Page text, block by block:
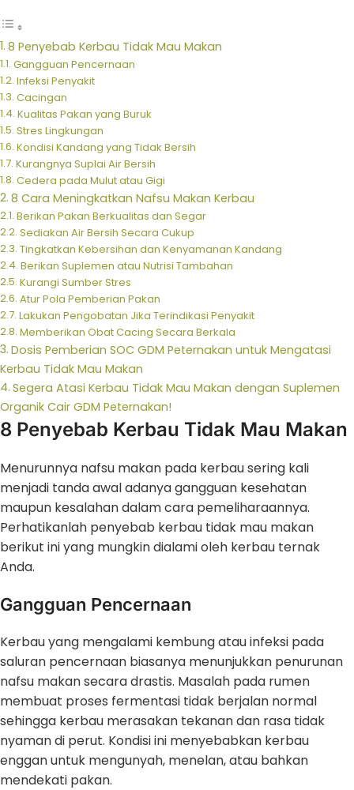
8 Penyebab Kerbau Tidak Mau Makan
Gangguan Pencernaan
Infeksi Penyakit
Cacingan
Kualitas Pakan yang Buruk
Stres Lingkungan
Kondisi Kandang yang Tidak Bersih
Kurangnya Suplai Air Bersih
Cedera pada Mulut atau Gigi
8 Cara Meningkatkan Nafsu Makan Kerbau
Berikan Pakan Berkualitas dan Segar
Sediakan Air Bersih Secara Cukup
Tingkatkan Kebersihan dan Kenyamanan Kandang
Berikan Suplemen atau Nutrisi Tambahan
Kurangi Sumber Stres
Atur Pola Pemberian Pakan
Lakukan Pengobatan Jika Terindikasi Penyakit
Memberikan Obat Cacing Secara Berkala
Dosis Pemberian SOC GDM Peternakan untuk Mengatasi
Kerbau Tidak Mau Makan
Segera Atasi Kerbau Tidak Mau Makan dengan Suplemen
Organik Cair GDM Peternakan!
8 Penyebab Kerbau Tidak Mau Makan
Menurunnya nafsu makan pada kerbau sering kali
menjadi tanda awal adanya gangguan kesehatan
maupun kesalahan dalam cara pemeliharaannya.
Perhatikanlah penyebab kerbau tidak mau makan
berikut ini yang mungkin dialami oleh kerbau ternak
Anda.
Gangguan Pencernaan
Kerbau yang mengalami kembung atau infeksi pada
saluran pencernaan biasanya menunjukkan penurunan
nafsu makan secara drastis. Masalah pada rumen
membuat proses fermentasi tidak berjalan normal
sehingga kerbau merasakan tekanan dan rasa tidak
nyaman di perut. Kondisi ini menyebabkan kerbau
enggan untuk mengunyah, menelan, atau bahkan
mendekati pakan.